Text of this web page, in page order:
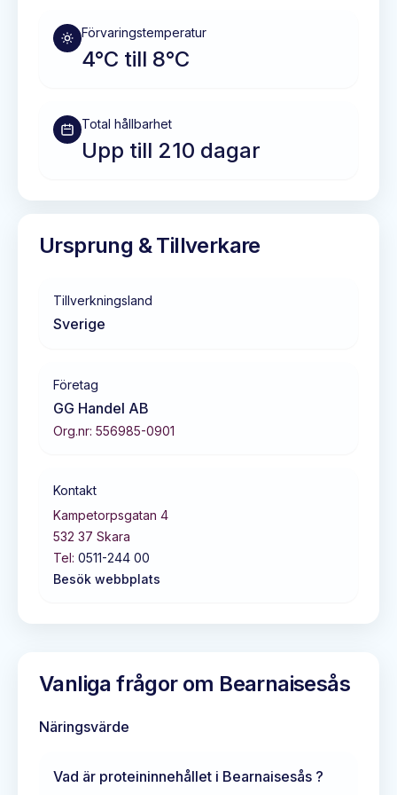
Förvaringstemperatur
4°C till 8°C
Total hållbarhet
Upp till 210 dagar
Ursprung & Tillverkare
Tillverkningsland
Sverige
Företag
GG Handel AB
Org.nr: 556985-0901
Kontakt
Kampetorpsgatan 4
532 37 Skara
Tel: 0511-244 00
Besök webbplats
Vanliga frågor om Bearnaisesås
Näringsvärde
Vad är proteininnehållet i Bearnaisesås ?